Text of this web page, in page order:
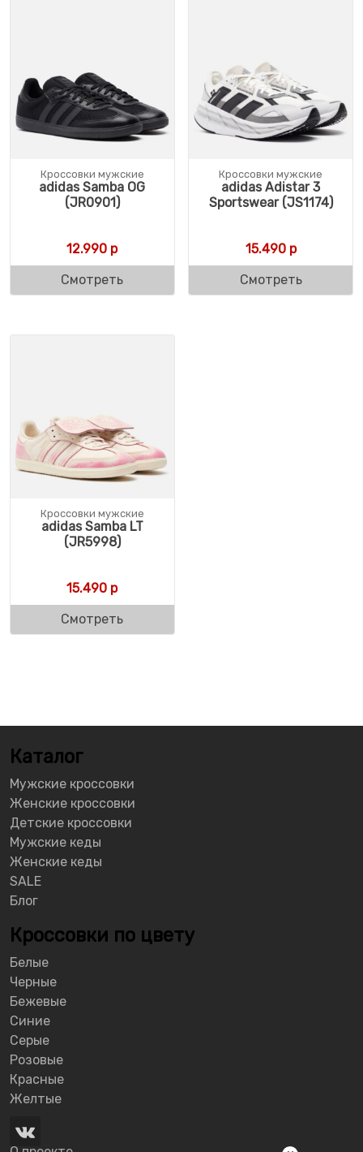
Кроссовки мужские
adidas Samba OG
(JR0901)
12.990 р
Смотреть
Кроссовки мужские
adidas Adistar 3
Sportswear (JS1174)
15.490р
Смотреть
Кроссовки мужские
adidas Samba LT
(JR5998)
15.490 р
Смотреть
Каталог
Мужские кроссовки
Женские кроссовки
Детские кроссовки
Мужские кеды
Женские кеды
SALE
Блог
Кроссовки по цвету
Белые
Черные
Бежевые
Синие
Серые
Розовые
Красные
Желтые